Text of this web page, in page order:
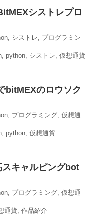
シストレプロ
, シストレ, プログラミン
, python, シストレ, 仮想通貨
bitMEXのロウソク
, プログラミング, 仮想通
, python, 仮想通貨
キャルピングbot
, プログラミング, 仮想通
通貨, 作品紹介